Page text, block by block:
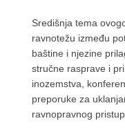
Središnja tema
ravnotežu između
baštine i njezine
stručne rasprave i
inozemstva,
preporuke za
ravnopravnog